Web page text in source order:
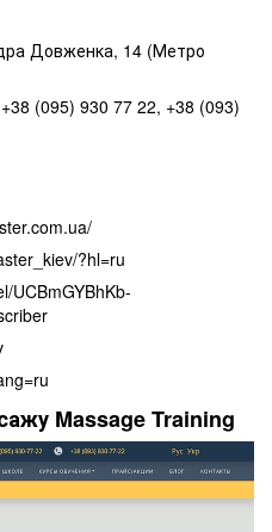
Довженка, 14 (Метро
(095) 930 77 22, +38 (093)
?hl=ru
UCBmGYBhKb-
Massage Training